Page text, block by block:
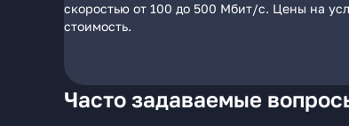
скоростью от 100 до 500 Мбит/с. Цены на
стоимость.
Часто задаваемые